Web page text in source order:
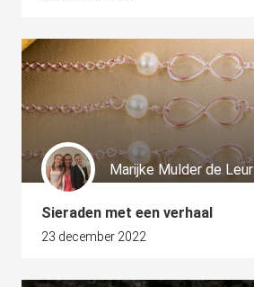
Marijke Mulder de Leur
Sieraden met een verhaal
23 december 2022